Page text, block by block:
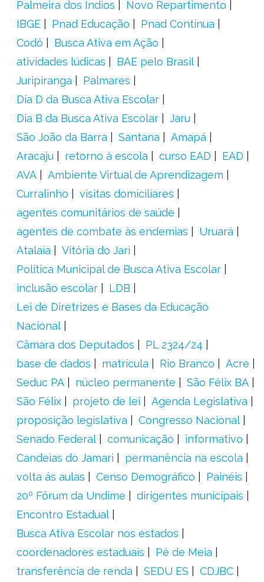
Palmeira dos Índios
Novo Repartimento
IBGE
Pnad Educação
Pnad Contínua
Codó
Busca Ativa em Ação
atividades lúdicas
BAE pelo Brasil
Juripiranga
Palmares
Dia D da Busca Ativa Escolar
Dia B da Busca Ativa Escolar
Jaru
São João da Barra
Santana
Amapá
Aracaju
retorno à escola curso EAD
EAD
AVA
Ambiente Virtual de Aprendizagem
Curralinho
visitas domiciliares
agentes comunitários de saúde
agentes de combate às endemias
Uruará
Atalaia
Vitória do Jari
Política Municipal de Busca Ativa Escolar
inclusão escolar
LDB
Lei de Diretrizes e Bases da Educação
Nacional
Câmara dos Deputados
PL 2324/24
base de dados
matrícula Rio Branco
Acre
Seduc PA
núcleo permanente
São Félix BA
São Félix
projeto de lei
Agenda Legislativa
proposição legislativa
Congresso Nacional
Senado Federal
comunicação
informativo
Candeias do Jamari
permanência na escola
volta ás aulas
Censo Demográfico
Painéis
20º Fórum da Undime
dirigentes municipais
Encontro Estadual
Busca Ativa Escolar nos estados
coordenadores estaduais
Pé de Meia
transferência de renda
SEDU ES
CDJBC